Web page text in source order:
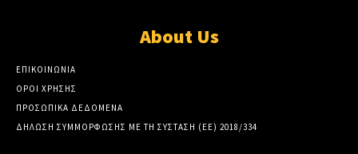
About Us
ΕΠΙΚΟΙΝΩΝΙΑ
ΟΡΟΙ ΧΡΗΣΗΣ
ΠΡΟΣΩΠΙΚΑ ΔΕΔΟΜΕΝΑ
ΔΗΛΩΣΗ ΣΥΜΜΟΡΦΩΣΗΣ ΜΕ ΤΗ ΣΥΣΤΑΣΗ (ΕΕ) 2018/334